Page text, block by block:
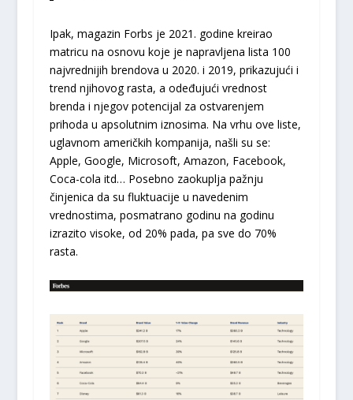
Ipak, magazin Forbs je 2021. godine kreirao
matricu na osnovu koje je napravljena lista 100
najvrednijih brendova u 2020. i 2019, prikazujući i
trend njihovog rasta, a odeđujući vrednost
brenda i njegov potencijal za ostvarenjem
prihoda u apsolutnim iznosima. Na vrhu ove liste,
uglavnom američkih kompanija, našli su se:
Apple, Google, Microsoft, Amazon, Facebook,
Coca-cola itd… Posebno zaokuplja pažnju
činjenica da su fluktuacije u navedenim
vrednostima, posmatrano godinu na godinu
izrazito visoke, od 20% pada, pa sve do 70%
rasta.